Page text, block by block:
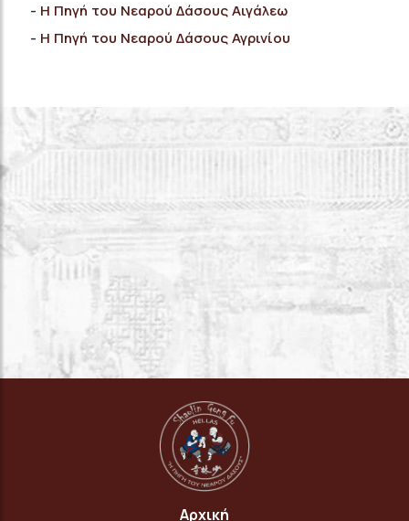
H Πηγή του Νεαρού Δάσους Αιγάλεω
H Πηγή του Νεαρού Δάσους Αγρινίου
Αρχική